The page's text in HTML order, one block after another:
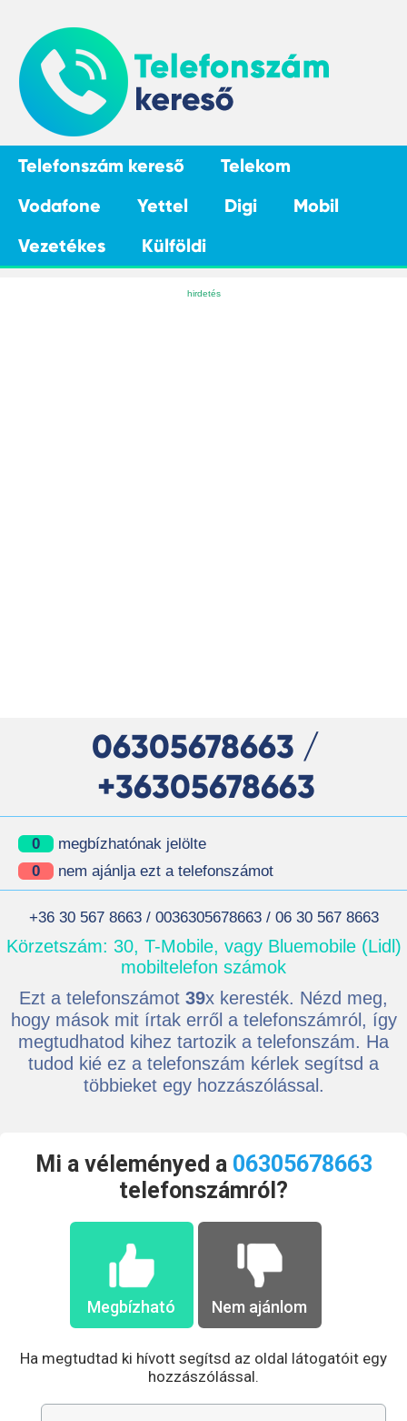
Telefonszám kereső
Telekom
Vodafone
Yettel Digi
Mobil
Vezetékes
Külföldi
06305678663 /
+36305678663
0
megbízhatónak jelölte
0
nem ajánlja ezt a telefonszámot
+36 30 567 8663 / 0036305678663 / 06 30 567 8663
Körzetszám: 30, T-Mobile, vagy Bluemobile (Lidl)
mobiltelefon számok
Ezt a telefonszámot 39x keresték. Nézd meg,
hogy mások mit írtak erről a telefonszámról, így
megtudhatod kihez tartozik a telefonszám. Ha
tudod kié ez a telefonszám kérlek segítsd a
többieket egy hozzászólással.
Mi a véleményed a 06305678663
telefonszámról?
Megbízható Nem ajánlom
Ha megtudtad ki hívott segítsd az oldal látogatóit egy
hozzászólással.